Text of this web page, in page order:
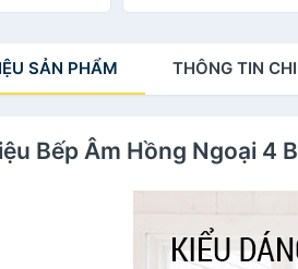
SẢN PHẨM THÔNG TIN
Bếp Âm Hồng Ngoại 4